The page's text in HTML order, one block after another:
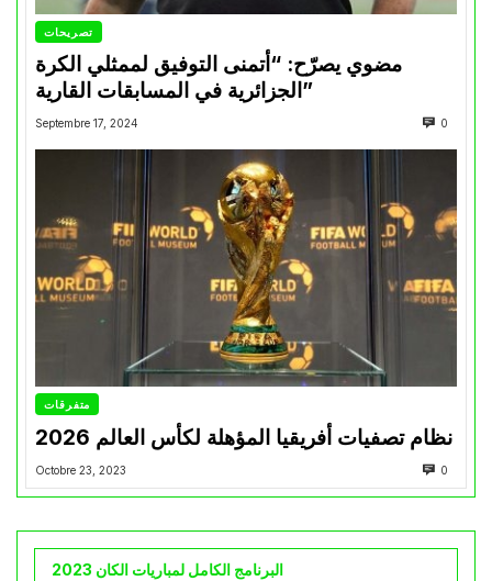
تصريحات
مضوي يصرّح: “أتمنى التوفيق لممثلي الكرة
الجزائرية في المسابقات القارية”
Septembre 17, 2024 0
متفرقات
نظام تصفيات أفريقيا المؤهلة لكأس العالم 2026
Octobre 23, 2023 0
البرنامج الكامل لمباريات الكان 2023